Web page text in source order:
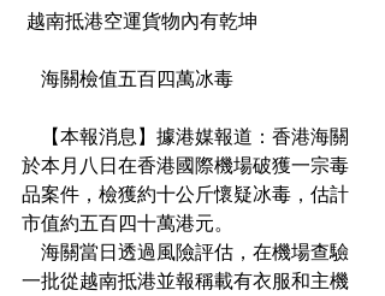
越南抵港空運貨物內有乾坤
海關檢值五百四萬冰毒
【本報消息】據港媒報道：香港海關
於本月八日在香港國際機場破獲一宗毒
品案件，檢獲約十公斤懷疑冰毒，估計
市值約五百四十萬港元。
海關當日透過風險評估，在機場查驗
一批從越南抵港並報稱載有衣服和主機